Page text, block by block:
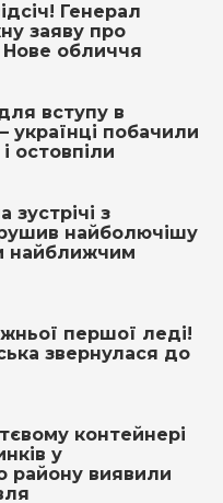
Генерал
заяву про
обличчя
вступу в
українці побачили
остовпіли
зустрічі з
найболючішу
найближчим
першої леді!
звернулася до
контейнері
у
району виявили